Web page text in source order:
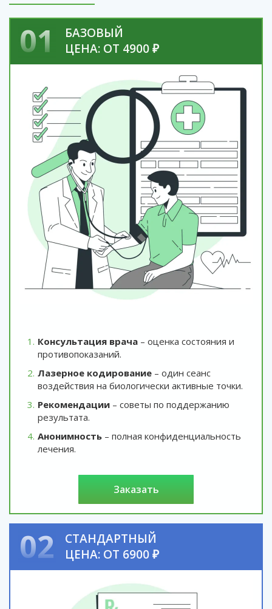
01
БАЗОВЫЙ
ЦЕНА: ОТ 4900 ₽
Консультация врача – оценка состояния и
противопоказаний.
Лазерное кодирование – один сеанс
воздействия на биологически активные точки.
Рекомендации – советы по поддержанию
результата.
Анонимность – полная конфиденциальность
лечения.
заказать
02
СТАНДАРТНЫЙ
ЦЕНА: ОТ 6900 ₽